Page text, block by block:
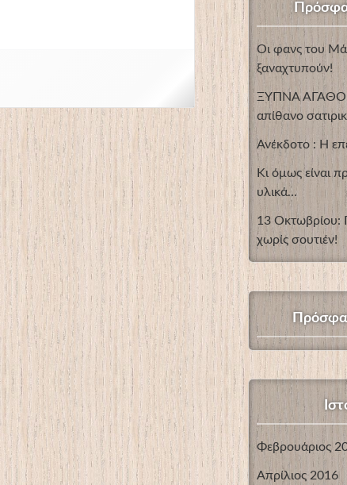
Οι φανς του
ξαναχτυπούν!
ΞΥΠΝΑ
απίθανο
Ανέκδοτο : Η
Κι όμως είναι
υλικά…
13 Οκτωβρίου:
χωρίς σουτιέν!
Φεβρουάριος
Απρίλιος 2016